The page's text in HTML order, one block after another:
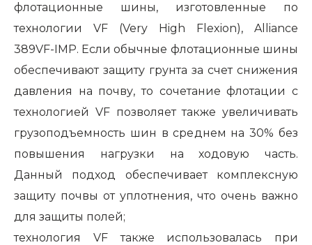
флотационные шины, изготовленные по
технологии VF (Very High Flexion), Alliance
389VF-IMP. Если обычные флотационные шины
обеспечивают защиту грунта за счет снижения
давления на почву, то сочетание флотации с
технологией VFпозволяет также увеличивать
грузоподъемность шин в среднем на 30% без
повышения нагрузки на ходовую часть.
Данный подход обеспечивает комплексную
защиту почвы от уплотнения, что очень важно
для защиты полей;
технология VFтакже использовалась при